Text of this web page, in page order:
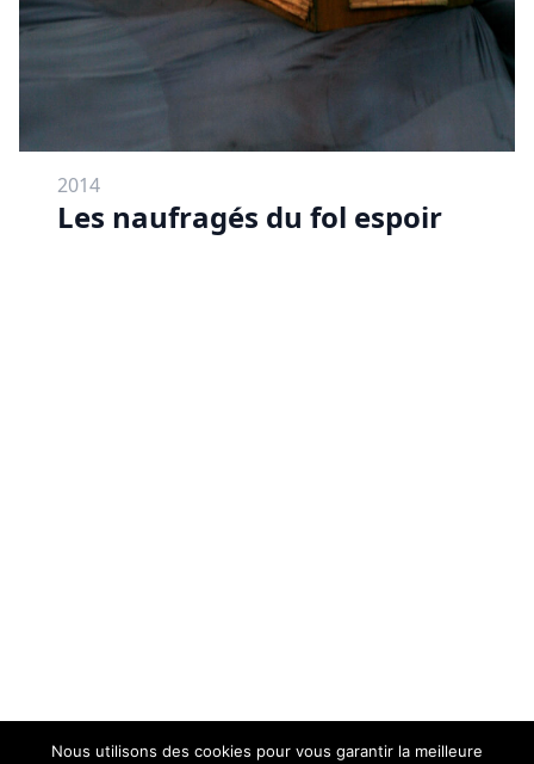
2014
Les naufragés du fol espoir
Nous utilisons des cookies pour vous garantir la meilleure